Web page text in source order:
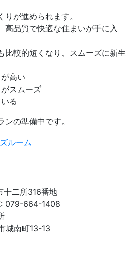
が進められます。
高品質で快適な住まいが手に入
比較的短くなり、スムーズに新生
高い
スムーズ
る
ンの準備中です。
二所316番地
079-664-1408
城南町13-13